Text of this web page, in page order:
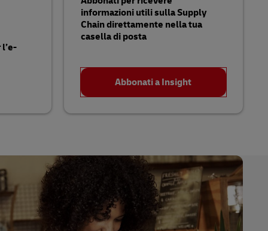
informazioni utili sulla Supply
Chain direttamente nella tua
casella di posta
Abbonati a Insight